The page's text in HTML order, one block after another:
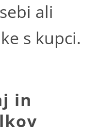
ali
s kupci.
in